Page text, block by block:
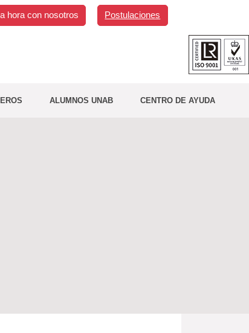
hora con nosotros Postulaciones
ALUMNOS UNAB CENTRO DE AYUDA